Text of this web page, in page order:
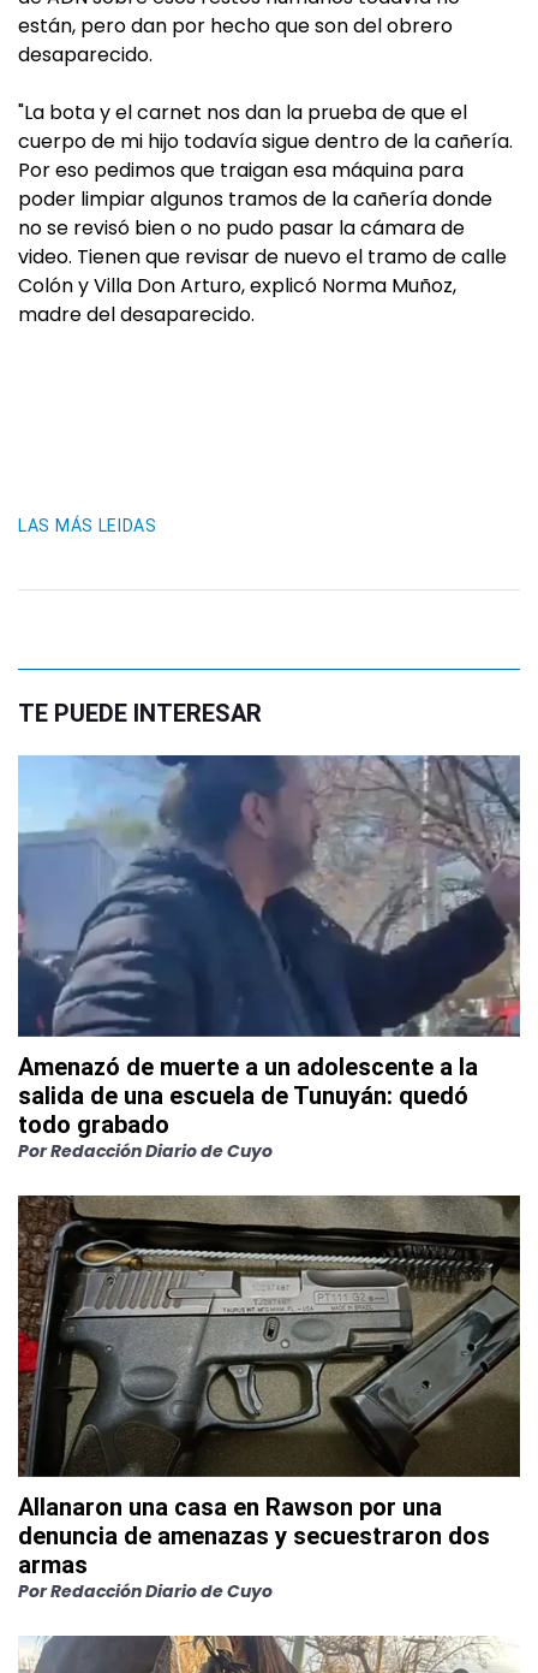
están, pero dan por hecho que son del obrero
desaparecido.
"La bota y el carnet nos dan la prueba de que el
cuerpo de mi hijo todavía sigue dentro de la cañería.
Por eso pedimos que traigan esa máquina para
poder limpiar algunos tramos de la cañería donde
no se revisó bien o no pudo pasar la cámara de
video. Tienen que revisar de nuevo el tramo de calle
Colón y Villa Don Arturo, explicó Norma Muñoz,
madre del desaparecido.
LAS MÁS LEIDAS
TE PUEDE INTERESAR
Amenazó de muerte a un adolescente a la
salida de una escuela de Tunuyán: quedó
todo grabado
PorRedacción Diario de Cuyo
Allanaron una casa en Rawson por una
denuncia de amenazas y secuestraron dos
armas
PorRedacción Diario de Cuyo